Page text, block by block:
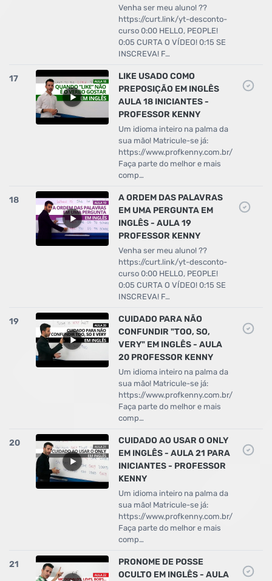
Venha ser meu aluno! ??
https://curt.link/yt-desconto-
curso 0:00 HELLO, PEOPLE!
0:05 CURTA O VÍDEO! 0:15 SE
INSCREVA! F…
17
LIKE USADO COMO
PREPOSIÇÃO EM INGLÊS
AULA 18 INICIANTES -
PROFESSOR KENNY
Um idioma inteiro na palma da
sua mão! Matricule-se já:
https://www.profkenny.com.br/
Faça parte do melhor e mais
comp…
18
A ORDEM DAS PALAVRAS
EM UMA PERGUNTA EM
INGLÊS - AULA 19
PROFESSOR KENNY
Venha ser meu aluno! ??
https://curt.link/yt-desconto-
curso 0:00 HELLO, PEOPLE!
0:05 CURTA O VÍDEO! 0:15 SE
INSCREVA! F…
19
CUIDADO PARA NÃO
CONFUNDIR "TOO, SO,
VERY" EM INGLÊS - AULA
20 PROFESSOR KENNY
Um idioma inteiro na palma da
sua mão! Matricule-se já:
https://www.profkenny.com.br/
Faça parte do melhor e mais
comp…
20
CUIDADO AO USAR O ONLY
EM INGLÊS - AULA 21 PARA
INICIANTES - PROFESSOR
KENNY
Um idioma inteiro na palma da
sua mão! Matricule-se já:
https://www.profkenny.com.br/
Faça parte do melhor e mais
comp…
21
PRONOME DE POSSE
OCULTO EM INGLÊS - AULA